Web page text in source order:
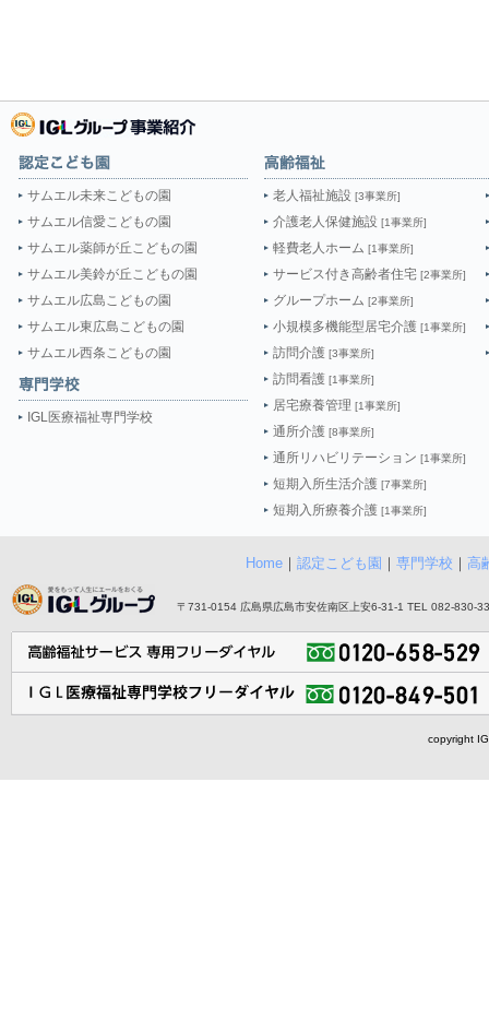
サムエル未来こどもの園
サムエル信愛こどもの園
サムエル薬師が丘こどもの園
サムエル美鈴が丘こどもの園
サムエル広島こどもの園
サムエル東広島こどもの園
サムエル西条こどもの園
IGL医療福祉専門学校
老人福祉施設 [3事業所]
介護老人保健施設 [1事業所]
軽費老人ホーム [1事業所]
サービス付き高齢者住宅 [2事業所]
グループホーム [2事業所]
小規模多機能型居宅介護 [1事業所]
訪問介護 [3事業所]
訪問看護 [1事業所]
居宅療養管理 [1事業所]
通所介護 [8事業所]
通所リハビリテーション [1事業所]
短期入所生活介護 [7事業所]
短期入所療養介護 [1事業所]
Home ｜ 認定こども園 ｜ 専門学校 ｜ 高
〒731-0154 広島県広島市安佐南区上安6-31-1 TEL 082-830-
copyright